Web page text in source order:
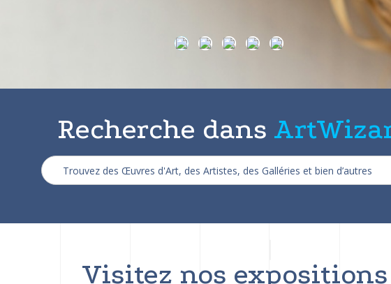
Recherche dans
Visitez nos expositions